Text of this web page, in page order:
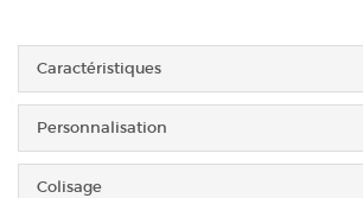
Caractéristiques
Personnalisation
Colisage